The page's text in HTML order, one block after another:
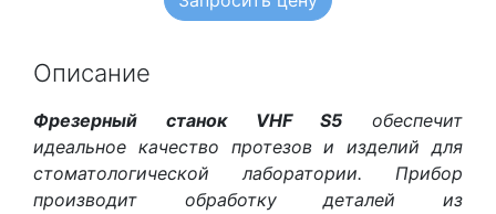
Описание
Фрезерный станок VHF S5 обеспечит
идеальное качество протезов и изделий для
стоматологической лаборатории. Прибор
производит обработку деталей из